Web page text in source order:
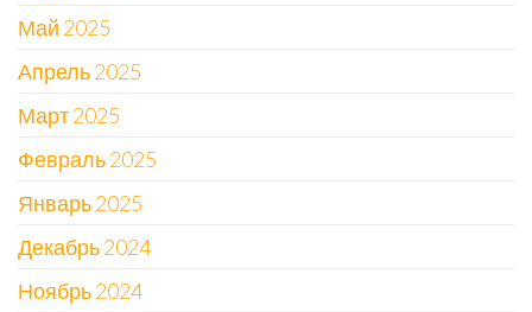
Май 2025
Апрель 2025
Март 2025
Февраль 2025
Январь 2025
Декабрь 2024
Ноябрь 2024